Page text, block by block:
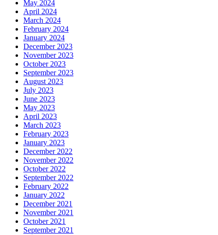
May 2024
April 2024
March 2024
February 2024
January 2024
December 2023
November 2023
October 2023
September 2023
August 2023
July 2023
June 2023
May 2023
April 2023
March 2023
February 2023
January 2023
December 2022
November 2022
October 2022
September 2022
February 2022
January 2022
December 2021
November 2021
October 2021
September 2021